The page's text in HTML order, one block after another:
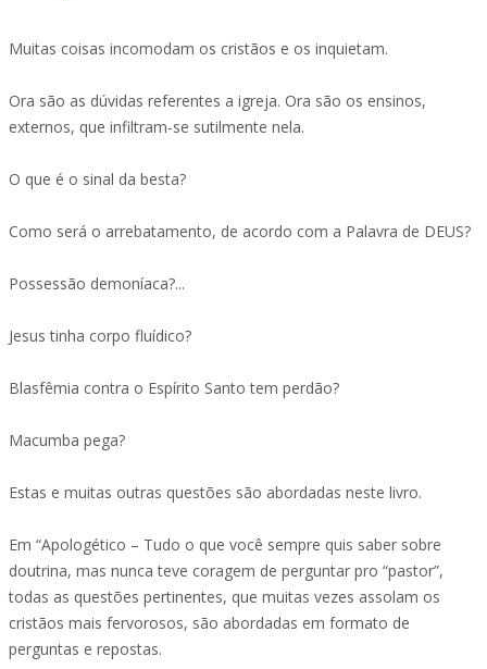
Muitas coisas incomodam os cristãos e os inquietam.
Ora são as dúvidas referentes a igreja. Ora são os ensinos,
externos, que infiltram-se sutilmente nela.
O que é o sinal da besta?
Como será o arrebatamento, de acordo com a Palavra de DEUS?
Possessão demoníaca?...
Jesus tinha corpo fluídico?
Blasfêmia contra o Espírito Santo tem perdão?
Macumba pega?
Estas e muitas outras questões são abordadas neste livro.
Em “Apologético – Tudo o que você sempre quis saber sobre
doutrina, mas nunca teve coragem de perguntar pro “pastor”,
todas as questões pertinentes, que muitas vezes assolam os
cristãos mais fervorosos, são abordadas em formato de
perguntas e repostas.